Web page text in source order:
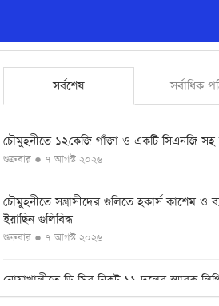
সর্বশেষ সর্বাধিক
চৌমুহনীতে ১২কেজি গাঁজা ও একটি সিএনজি
শুক্রবার ● ৭ আগস্ট ২০২৬
চৌমুহনীতে সন্ত্রাসীদের গুলিতে হকার্স কাশেম ও
ইয়াছিন গুলিবিদ্ধ
শুক্রবার ● ৭ আগস্ট ২০২৬
নোয়াখালীতে ডি সির নিকট ১১ দলের স্মারক
বৃহস্পতিবার ● ৬ আগস্ট ২০২৬